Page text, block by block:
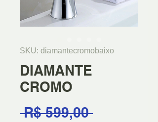
SKU: diamantecromobaixo
DIAMANTE
CROMO
R$ 599,00 Preço